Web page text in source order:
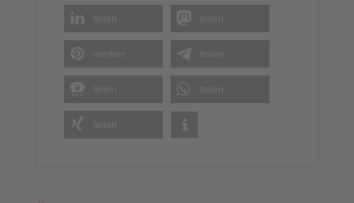
teilen teilen
teilen
teilen teilen
teilen